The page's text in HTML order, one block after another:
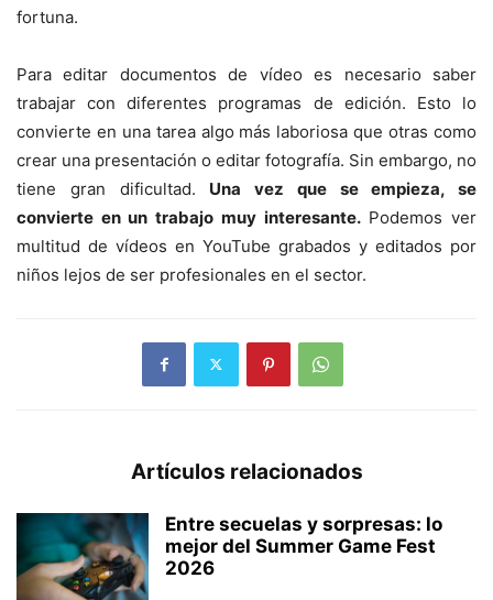
fortuna.
Para editar documentos de vídeo es necesario saber
trabajar con diferentes programas de edición. Esto lo
convierte en una tarea algo más laboriosa que otras como
crear una presentación o editar fotografía. Sin embargo, no
tiene gran dificultad. Una vez que se empieza, se
convierte en un trabajo muy interesante.Podemos ver
multitud de vídeos en YouTube grabados y editados por
niños lejos de ser profesionales en el sector.
Artículos relacionados
Entre secuelas y sorpresas: lo
mejor del Summer Game Fest
2026